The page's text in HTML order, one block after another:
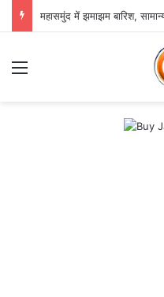
महासमुंद में झमाझम बारिश,
Menu